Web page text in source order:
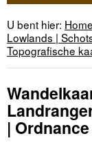
U bent hier: Home
Lowlands |
Topografische
|